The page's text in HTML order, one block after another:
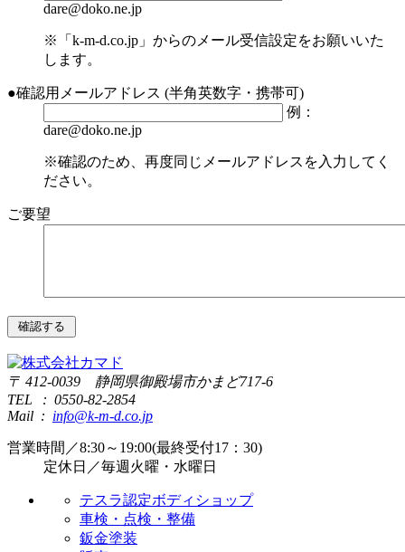
dare@doko.ne.jp
※「k-m-d.co.jp」からのメール受信設定をお願いいた
します。
●確認用メールアドレス (半角英数字・携帯可)
例：
dare@doko.ne.jp
※確認のため、再度同じメールアドレスを入力してく
ださい。
ご要望
〒 412-0039 静岡県御殿場市かまど717-6
TEL : 0550-82-2854
Mail : info@k-m-d.co.jp
営業時間／8:30～19:00(最終受付17：30)
定休日／毎週火曜・水曜日
テスラ認定ボディショップ
車検・点検・整備
鈑金塗装